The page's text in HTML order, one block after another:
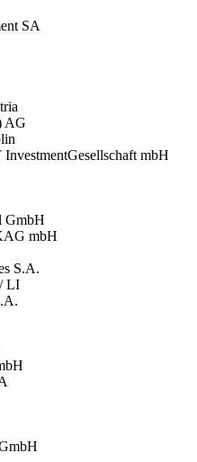
SA
AG
mbH
GmbH
mbH
S.A.
LI